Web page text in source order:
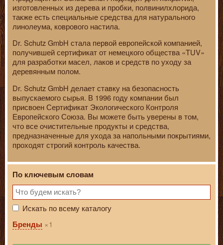
изготовленных из дерева и пробки, полвинилхлорида,
также есть специальные средства для натурального
линолеума, коврового настила.
Dr. Schutz GmbH стала первой европейской компанией,
получившей сертификат от немецкого общества «TUV»
для разработки масел, лаков и средств по уходу за
деревянным полом.
Dr. Schutz GmbH делает ставку на безопасность
выпускаемого сырья. В 1996 году компании был
присвоен Сертификат Экологического Контроля
Европейского Союза. Вы можете быть уверены в том,
что все очистительные продукты и средства,
предназначенные для ухода за напольными покрытиями,
проходят строгий контроль качества.
По ключевым словам
Искать по всему каталогу
Бренды
1